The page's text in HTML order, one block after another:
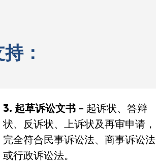
：
3. 起草诉讼文书 – 起诉状、答辩
状、反诉状、上诉状及再审申请，
完全符合民事诉讼法、商事诉讼法
或行政诉讼法。